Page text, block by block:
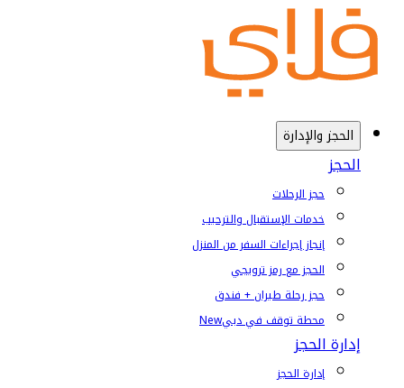
الحجز والإدارة
الحجز
حجز الرحلات
خدمات الإستقبال والترحيب
إنجاز إجراءات السفر من المنزل
الحجز مع رمز ترويجي
حجز رحلة طيران + فندق
محطة توقف في دبيNew
إدارة الحجز
إدارة الحجز